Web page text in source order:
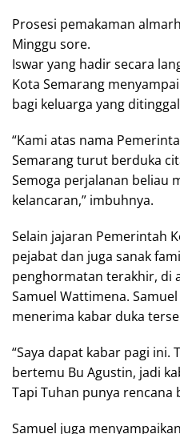
Prosesi pemakaman
Minggu sore.
Iswar yang hadir secara
Kota Semarang
bagi keluarga yang
“Kami atas nama
Semarang turut berduka
Semoga perjalanan beliau
kelancaran,” imbuhnya.
Selain jajaran Pemerintah
pejabat dan juga sanak
penghormatan terakhir, di
Samuel Wattimena.
menerima kabar duka
“Saya dapat kabar pagi ini.
bertemu Bu Agustin, jadi
Tapi Tuhan punya rencana
Samuel juga